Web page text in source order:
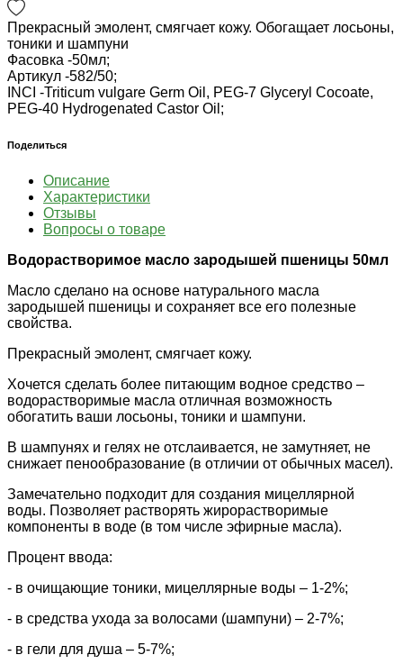
Прекрасный эмолент, смягчает кожу. Обогащает лосьоны,
тоники и шампуни
Фасовка -50мл;
Артикул -582/50;
INCI -Triticum vulgare Germ Oil, PEG-7 Glyceryl Cocoate,
PEG-40 Hydrogenated Castor Oil;
Поделиться
Описание
Характеристики
Отзывы
Вопросы о товаре
Водорастворимое масло зародышей пшеницы 50мл
Масло сделано на основе натурального масла
зародышей пшеницы и сохраняет все его полезные
свойства.
Прекрасный эмолент, смягчает кожу.
Хочется сделать более питающим водное средство –
водорастворимые масла отличная возможность
обогатить ваши лосьоны, тоники и шампуни.
В шампунях и гелях не отслаивается, не замутняет, не
снижает пенообразование (в отличии от обычных масел).
Замечательно подходит для создания мицеллярной
воды. Позволяет растворять жирорастворимые
компоненты в воде (в том числе эфирные масла).
Процент ввода:
- в очищающие тоники, мицеллярные воды – 1-2%;
- в средства ухода за волосами (шампуни) – 2-7%;
- в гели для душа – 5-7%;